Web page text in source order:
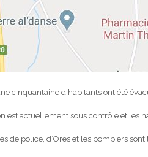
cinquantaine d’habitants ont été
est actuellement sous contrôle et les
de police, d’Ores et les pompiers